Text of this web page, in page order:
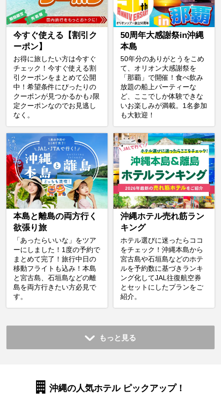
今すぐ使える【割引ク
ーポン】
お得に旅したい方は今すぐ
チェック！今すぐ使える割
引クーポンをまとめて公開
中！希望条件にぴったりの
クーポンが見つかるかも♪限
定クーポンなのでお見逃し
なく。
50周年大感謝祭in沖縄
本島
50年分のありがとうをこめ
て、オリオン大感謝祭を
「那覇」で開催！食べ飲み
放題の船上パーティーな
ど、ここでしか体験できな
いお楽しみが満載。1名参加
も大歓迎！
本島と離島の両方行く
欲張り旅
「あったらいいな」をツア
ーにしました！1度の予約で
まとめて完了！旅行中日の
移動フライトも込み！本島
と宮古島、石垣島などの離
島を両方行きたい方必見で
す。
沖縄ホテル売れ筋ラン
キング
ホテル選びに迷ったらココ
をチェック！沖縄本島から
宮古島や石垣島などのホテ
ルを予約数に基づきランキ
ング化してJAL往復航空券
とセットにしたプランをご
紹介。
もっと見る
沖縄の人気ホテル ピックアップ！